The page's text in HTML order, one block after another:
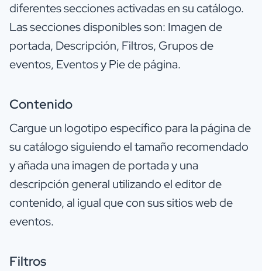
diferentes secciones activadas en su catálogo.
Las secciones disponibles son: Imagen de
portada, Descripción, Filtros, Grupos de
eventos, Eventos y Pie de página.
Contenido
Cargue un logotipo específico para la página de
su catálogo siguiendo el tamaño recomendado
y añada una imagen de portada y una
descripción general utilizando el editor de
contenido, al igual que con sus sitios web de
eventos.
Filtros